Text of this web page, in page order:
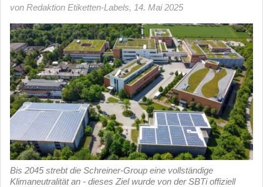
von Redaktion Etiketten-Labels, 14. Mai 2025
Bis 2045 strebt die Schreiner-Group eine vollständige
Klimaneutralität an - dieses Ziel wurde von der SBTi offiziell